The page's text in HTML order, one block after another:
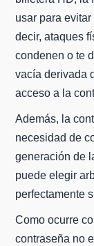
usar para
decir, ataques
condenen o te
vacía derivada
acceso a la
Además, la
necesidad de
generación de
puede elegir
perfectamente
Como ocurre
contraseña no